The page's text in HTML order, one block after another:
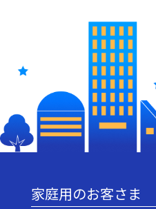
家庭用のお客さま